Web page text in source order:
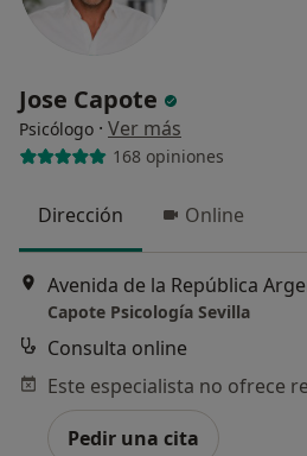
Jose Capote
Psicólogo · Ver más
168 opiniones
Dirección Online
Capote Psicología Sevilla
Consulta online
Pedir una cita